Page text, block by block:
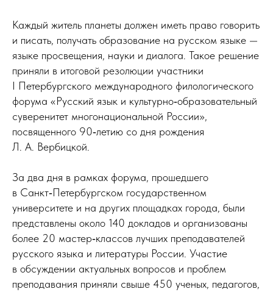
Каждый житель планеты должен иметь право говорить
и писать, получать образование на русском языке —
языке просвещения, науки и диалога. Такое решение
приняли в итоговой резолюции участники
I Петербургского международного филологического
форума «Русский язык и культурно‑образовательный
суверенитет многонациональной России»,
посвященного 90‑летию со дня рождения
Л. А. Вербицкой.
За два дня в рамках форума, прошедшего
в Санкт‑Петербургском государственном
университете и на других площадках города, были
представлены около 140 докладов и организованы
более 20 мастер‑классов лучших преподавателей
русского языка и литературы России. Участие
в обсуждении актуальных вопросов и проблем
преподавания приняли свыше 450 ученых, педагогов,